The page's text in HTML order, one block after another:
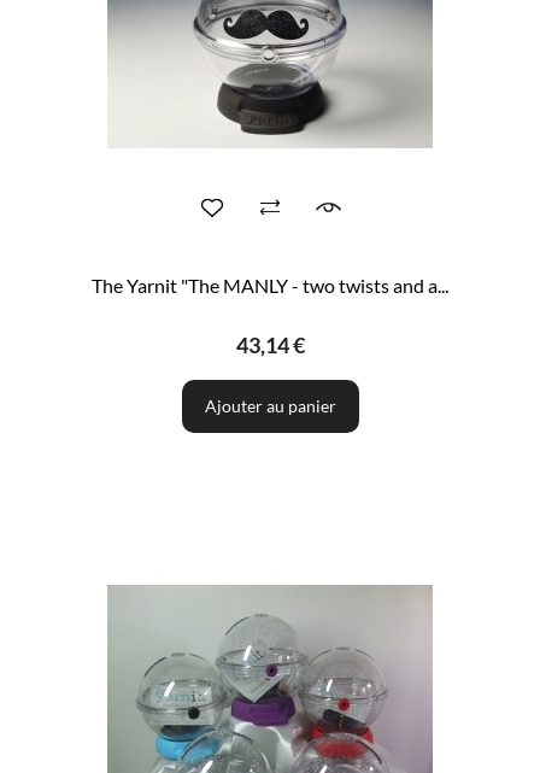
The Yarnit "The MANLY - two twists and a...
43,14 €
Ajouter au panier